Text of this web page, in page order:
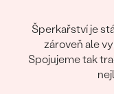
Šperkařství je
zároveň ale
Spojujeme tak